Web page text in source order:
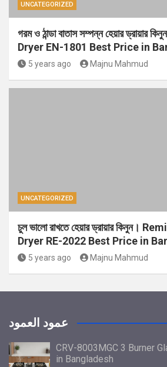
UNCATEGORIZED
গরম ও ঠান্ডা বাতাস সম্পন্ন হেয়ার
Dryer EN-1801 Best Price in
5 years ago Majnu Mahmud
UNCATEGORIZED
চুল ভালো রাখতে হেয়ার ড্রায়ার কিনুন।
Dryer RE-2022 Best Price in
5 years ago Majnu Mahmud
عمود العمود
CRV-8003MGC 3 Burner
in Bangladesh